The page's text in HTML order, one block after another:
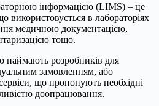
інформацією (LIMS) – це
використовується в лабораторіях
медичною документацією,
тощо.
наймають розробників для
замовленням, або
що пропонують необхідні
доопрацювання.